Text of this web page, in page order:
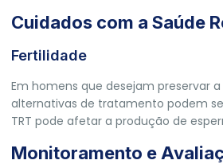
Cuidados com a Saúde
Fertilidade
Em homens que desejam preservar
alternativas de tratamento podem
TRT pode afetar a produção de
Monitoramento e